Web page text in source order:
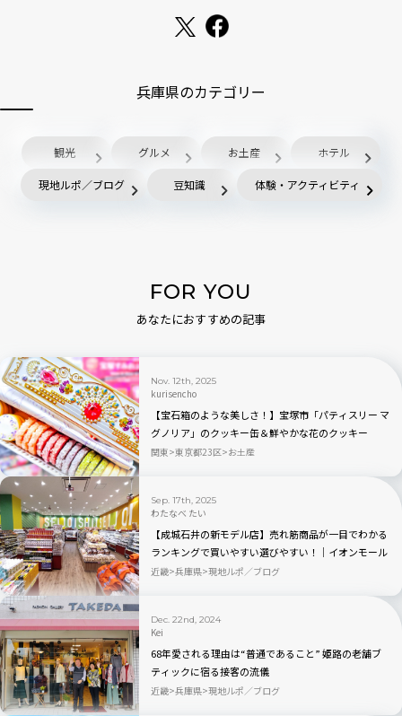
兵庫県のカテゴリー
観光 グルメ お土産 ホテル
現地ルポ／ブログ 豆知識 体験・アクティビティ
FOR YOU
あなたにおすすめの記事
Nov. 12th, 2025
kurisencho
【宝石箱のような美しさ！】宝塚市「パティスリー マ
グノリア」のクッキー缶＆鮮やかな花のクッキー
関東 東京都23区 お土産
Sep. 17th, 2025
わたなべ たい
【成城石井の新モデル店】売れ筋商品が一目でわかる
ランキングで買いやすい選びやすい！│イオンモール
伊丹店
近畿 兵庫県 現地ルポ／ブログ
Dec. 22nd, 2024
Kei
68年愛される理由は“普通であること” 姫路の老舗ブ
ティックに宿る接客の流儀
近畿 兵庫県 現地ルポ／ブログ